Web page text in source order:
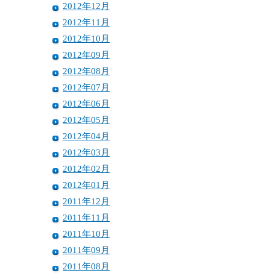
2012年12月
2012年11月
2012年10月
2012年09月
2012年08月
2012年07月
2012年06月
2012年05月
2012年04月
2012年03月
2012年02月
2012年01月
2011年12月
2011年11月
2011年10月
2011年09月
2011年08月